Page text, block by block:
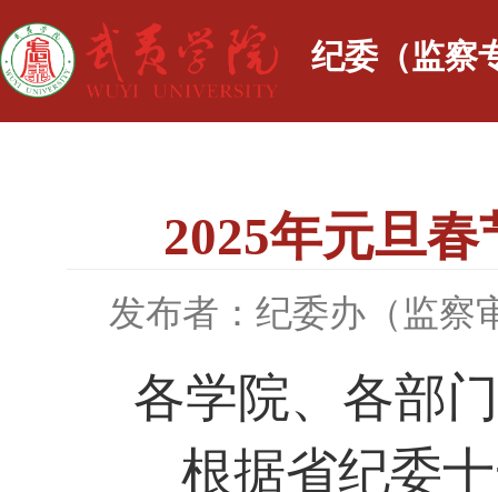
纪委（监察
2025年元旦
发布者：纪委办（监察
各学院、各部
根据省纪委